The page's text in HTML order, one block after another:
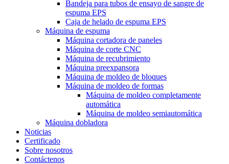
Bandeja para tubos de ensayo de sangre de
espuma EPS
Caja de helado de espuma EPS
Máquina de espuma
Máquina cortadora de paneles
Máquina de corte CNC
Máquina de recubrimiento
Máquina preexpansora
Máquina de moldeo de bloques
Máquina de moldeo de formas
Máquina de moldeo completamente
automática
Máquina de moldeo semiautomática
Máquina dobladora
Noticias
Certificado
Sobre nosotros
Contáctenos